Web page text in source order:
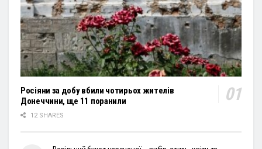
Росіяни за добу вбили чотирьох жителів
Донеччини, ще 11 поранили
12 SHARES